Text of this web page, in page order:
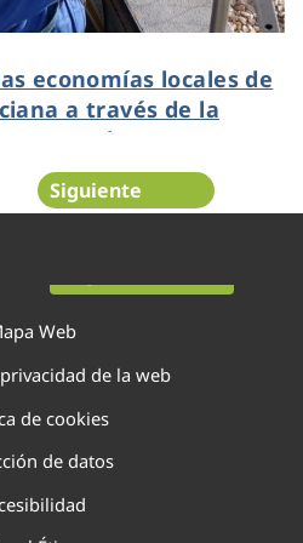
economías locales de
a través de la
proveedores
Siguiente
Web
de la web
de cookies
de datos